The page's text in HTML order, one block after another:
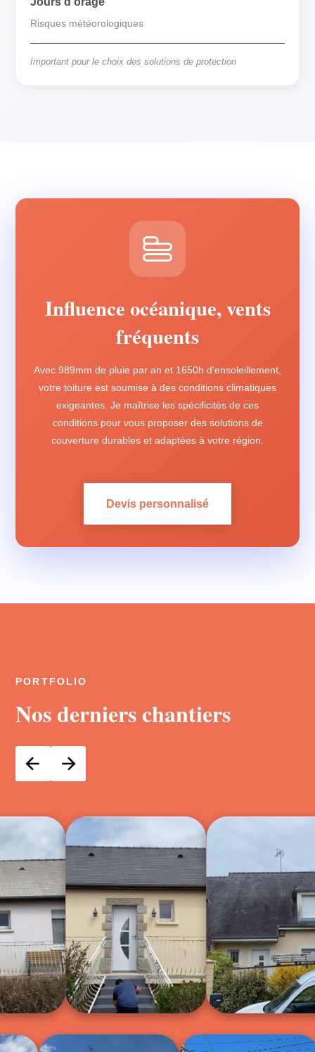
Risques météorologiques
Important pour le choix des solutions de protection
Influence océanique, vents
fréquents
Avec 989mm de pluie par an et 1650h d'ensoleillement,
votre toiture est soumise à des conditions climatiques
exigeantes. Je maîtrise les spécificités de ces
conditions pour vous proposer des solutions de
couverture durables et adaptées à votre région.
Devis personnalisé
PORTFOLIO
Nos derniers chantiers